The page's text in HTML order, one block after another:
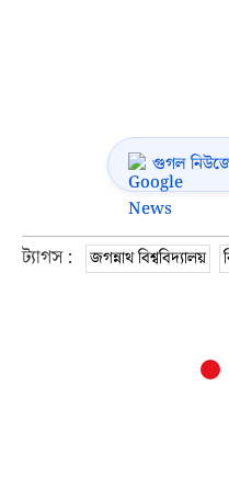
গুগল
ট্যাগস : জগন্নাথ বিশ্ববিদ্যালয়